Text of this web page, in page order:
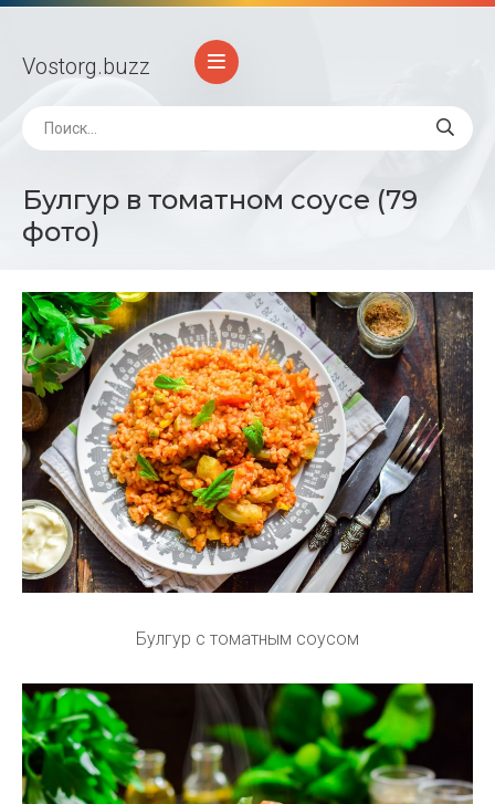
Vostorg.buzz
Булгур в томатном соусе (79
фото)
Булгур с томатным соусом